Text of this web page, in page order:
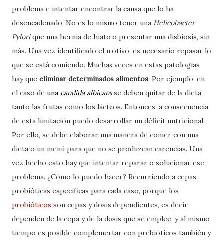
problema e intentar encontrar la causa que lo ha
desencadenado. No es lo mismo tener una Helicobacter
Pylorique una hernia de hiato o presentar una disbiosis, sin
más. Una vez identificado el motivo, es necesario repasar lo
que se está comiendo. Muchas veces en estas patologías
hay que eliminar determinados alimentos. Por ejemplo, en
el caso de una candida albicans se deben quitar de la dieta
tanto las frutas como los lácteos. Entonces, a consecuencia
de esta limitación puedo desarrollar un déficit nutricional.
Por ello, se debe elaborar una manera de comer con una
dieta o un menú para que no se produzcan carencias. Una
vez hecho esto hay que intentar reparar o solucionar ese
problema. ¿Cómo lo puedo hacer? Recurriendo a cepas
probióticas específicas para cada caso, porque los
probióticos son cepas y dosis dependientes, es decir,
dependen de la cepa y de la dosis que se emplee, y al mismo
tiempo es posible complementar con prebióticos también y